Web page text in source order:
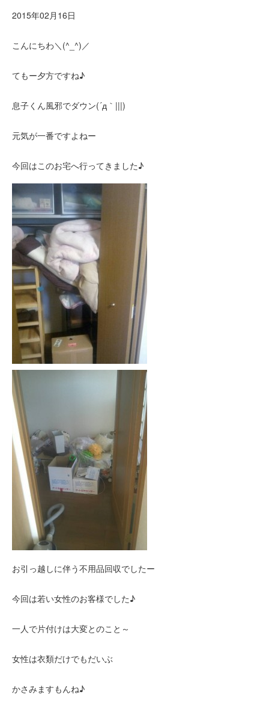
2015年02月16日
こんにちわ＼(^_^)／
てもー夕方ですね♪
息子くん風邪でダウン(´д｀|||)
元気が一番ですよねー
今回はこのお宅へ行ってきました♪
お引っ越しに伴う不用品回収でしたー
今回は若い女性のお客様でした♪
一人で片付けは大変とのこと～
女性は衣類だけでもだいぶ
かさみますもんね♪